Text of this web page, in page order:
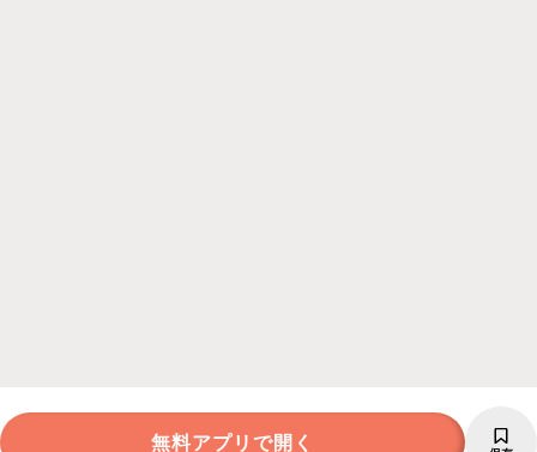
無料アプリで開く